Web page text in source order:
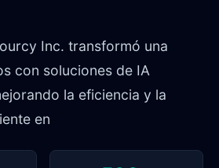
Inc. transformó una
con soluciones de IA
la eficiencia y la
en